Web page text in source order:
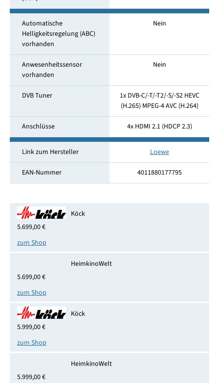
Automatische
Helligkeitsregelung (ABC)
vorhanden
Nein
Anwesenheitssensor
vorhanden
Nein
DVB Tuner
1x DVB-C/-T/-T2/-S/-S2 HEVC
(H.265) MPEG-4 AVC (H.264)
Anschlüsse 4x HDMI 2.1 (HDCP 2.3)
Link zum Hersteller Loewe
EAN-Nummer 4011880177795
Köck
5.699,00 €
zum Shop
HeimkinoWelt
5.699,00 €
zum Shop
Köck
5.999,00 €
zum Shop
HeimkinoWelt
5.999,00 €